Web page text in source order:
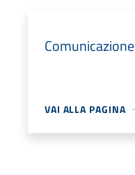
Comunicazione
VAI ALLA PAGINA